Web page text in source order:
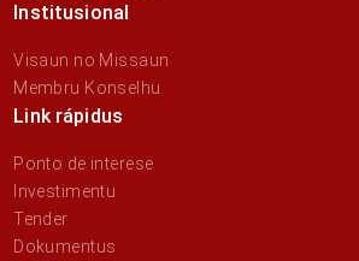
Institusional
Visaun no Missaun
Membru Konselhu
Link rápidus
Ponto de interese
Investimentu
Tender
Dokumentus